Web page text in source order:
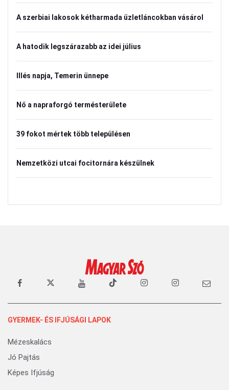
A szerbiai lakosok kétharmada üzletláncokban vásárol
A hatodik legszárazabb az idei július
Illés napja, Temerin ünnepe
Nő a napraforgó termésterülete
39 fokot mértek több településen
Nemzetközi utcai focitornára készülnek
GYERMEK- ÉS IFJÚSÁGI LAPOK
Mézeskalács
Jó Pajtás
Képes Ifjúság